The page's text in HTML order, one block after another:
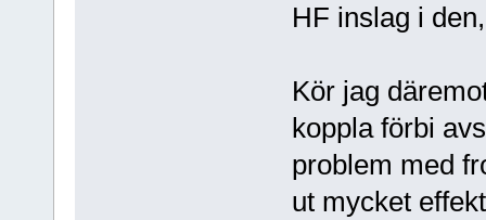
HF inslag i den,
Kör jag
koppla förbi
problem med
ut mycket